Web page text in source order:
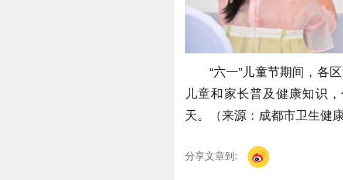
“六一”儿童节期间，各
儿童和家长普及健康知识
天。（来源：成都市卫生健康
分享文章到: